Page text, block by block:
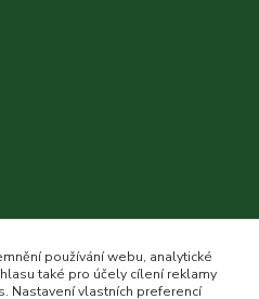
používání webu, analytické
také pro účely cílení reklamy
Nastavení vlastních preferencí